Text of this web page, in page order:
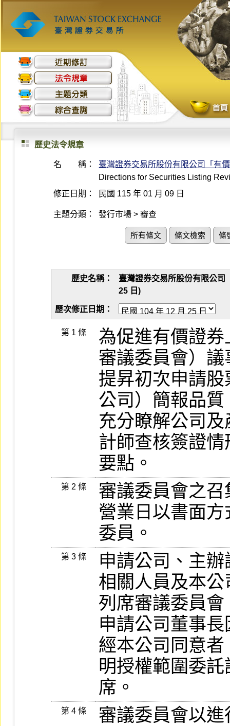
歷史法令規章
名 稱：
臺灣證券交易所股份有限公司「有
Directions for Securities Listing
修正日期：
民國 115 年 01 月 09 日
主題分類： 發行市場 > 審查
所有條文 條文檢索 條
歷史名稱：
臺灣證券交易所股份有限公司
25 日)
歷次修正日期：
第 1 條
為促進有價證
審議委員會）
提昇初次申請
公司）簡報品
充分瞭解公司
計師查核簽證
要點。
第 2 條
審議委員會之
營業日以書面
委員。
第 3 條
申請公司、主
相關人員及本
列席審議委員會
申請公司董事
經本公司同意
明授權範圍委
席。
第 4 條
審議委員會以